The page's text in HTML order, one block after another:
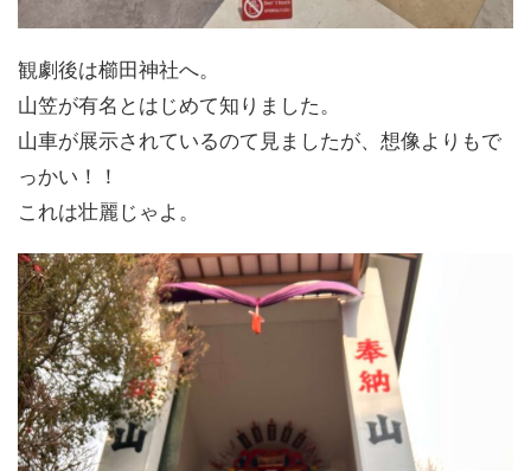
観劇後は櫛田神社へ。
山笠が有名とはじめて知りました。
山車が展示されているのて見ましたが、想像よりもで
っかい！！
これは壮麗じゃよ。